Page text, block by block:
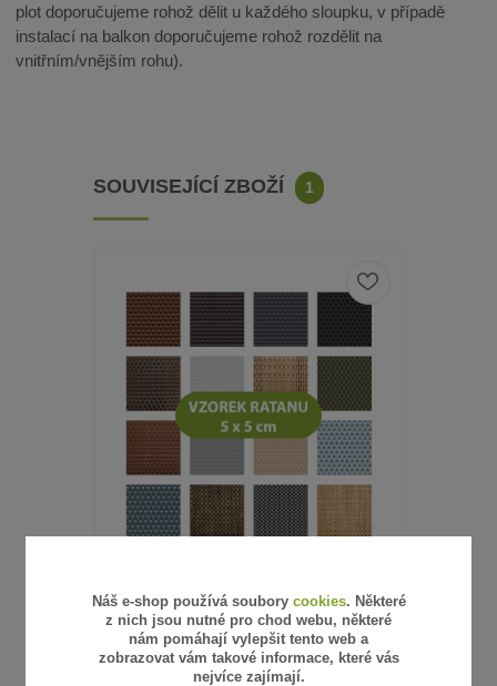
plot doporučujeme rohož dělit u každého sloupku, v případě
instalací na balkon doporučujeme rohož rozdělit na
vnitřním/vnějším rohu).
SOUVISEJÍCÍ ZBOŽÍ 1
UMĚLÝ RATAN - VZOREK
15 Kč
Náš e-shop používá soubory cookies. Některé
z nich jsou nutné pro chod webu, některé
nám pomáhají vylepšit tento web a
zobrazovat vám takové informace, které vás
nejvíce zajímají.